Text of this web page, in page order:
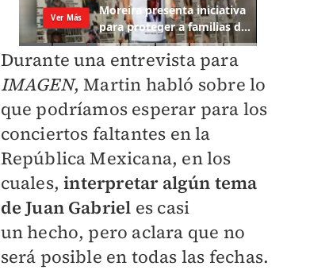
Durante una entrevista para
IMAGEN, Martin habló sobre lo
que podríamos esperar para los
conciertos faltantes en la
República Mexicana, en los
cuales,interpretar algún tema
de Juan Gabriel es casi
un hecho, pero aclara que no
será posible en todas las fechas.